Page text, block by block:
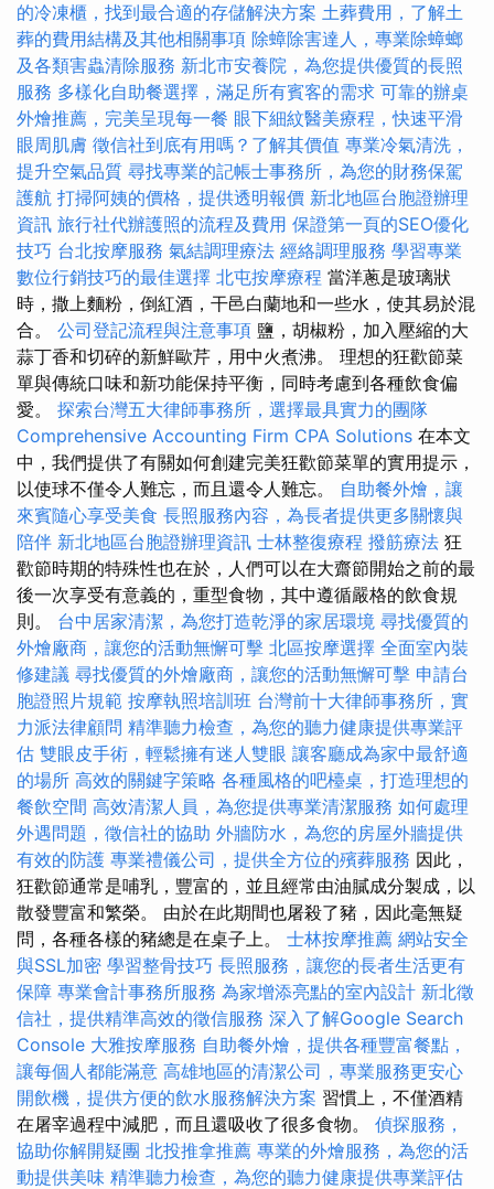
的冷凍櫃，找到最合適的存儲解決方案 土葬費用，了解土
葬的費用結構及其他相關事項 除蟑除害達人，專業除蟑螂
及各類害蟲清除服務 新北市安養院，為您提供優質的長照
服務 多樣化自助餐選擇，滿足所有賓客的需求 可靠的辦桌
外燴推薦，完美呈現每一餐 眼下細紋醫美療程，快速平滑
眼周肌膚 徵信社到底有用嗎？了解其價值 專業冷氣清洗，
提升空氣品質 尋找專業的記帳士事務所，為您的財務保駕
護航 打掃阿姨的價格，提供透明報價 新北地區台胞證辦理
資訊 旅行社代辦護照的流程及費用 保證第一頁的SEO優化
技巧 台北按摩服務 氣結調理療法 經絡調理服務 學習專業
數位行銷技巧的最佳選擇 北屯按摩療程 當洋蔥是玻璃狀
時，撒上麵粉，倒紅酒，干邑白蘭地和一些水，使其易於混
合。 公司登記流程與注意事項 鹽，胡椒粉，加入壓縮的大
蒜丁香和切碎的新鮮歐芹，用中火煮沸。 理想的狂歡節菜
單與傳統口味和新功能保持平衡，同時考慮到各種飲食偏
愛。 探索台灣五大律師事務所，選擇最具實力的團隊
Comprehensive Accounting Firm CPA Solutions 在本文
中，我們提供了有關如何創建完美狂歡節菜單的實用提示，
以使球不僅令人難忘，而且還令人難忘。 自助餐外燴，讓
來賓隨心享受美食 長照服務內容，為長者提供更多關懷與
陪伴 新北地區台胞證辦理資訊 士林整復療程 撥筋療法 狂
歡節時期的特殊性也在於，人們可以在大齋節開始之前的最
後一次享受有意義的，重型食物，其中遵循嚴格的飲食規
則。 台中居家清潔，為您打造乾淨的家居環境 尋找優質的
外燴廠商，讓您的活動無懈可擊 北區按摩選擇 全面室內裝
修建議 尋找優質的外燴廠商，讓您的活動無懈可擊 申請台
胞證照片規範 按摩執照培訓班 台灣前十大律師事務所，實
力派法律顧問 精準聽力檢查，為您的聽力健康提供專業評
估 雙眼皮手術，輕鬆擁有迷人雙眼 讓客廳成為家中最舒適
的場所 高效的關鍵字策略 各種風格的吧檯桌，打造理想的
餐飲空間 高效清潔人員，為您提供專業清潔服務 如何處理
外遇問題，徵信社的協助 外牆防水，為您的房屋外牆提供
有效的防護 專業禮儀公司，提供全方位的殯葬服務 因此，
狂歡節通常是哺乳，豐富的，並且經常由油膩成分製成，以
散發豐富和繁榮。 由於在此期間也屠殺了豬，因此毫無疑
問，各種各樣的豬總是在桌子上。 士林按摩推薦 網站安全
與SSL加密 學習整骨技巧 長照服務，讓您的長者生活更有
保障 專業會計事務所服務 為家增添亮點的室內設計 新北徵
信社，提供精準高效的徵信服務 深入了解Google Search
Console 大雅按摩服務 自助餐外燴，提供各種豐富餐點，
讓每個人都能滿意 高雄地區的清潔公司，專業服務更安心
開飲機，提供方便的飲水服務解決方案 習慣上，不僅酒精
在屠宰過程中減肥，而且還吸收了很多食物。 偵探服務，
協助你解開疑團 北投推拿推薦 專業的外燴服務，為您的活
動提供美味 精準聽力檢查，為您的聽力健康提供專業評估